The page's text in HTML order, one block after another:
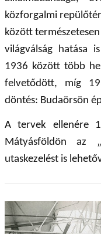
közforgalmi
között
világválság hatása
1936 között több
felvetődött, míg
döntés: Budaörsön
A tervek ellenére
Mátyásföldön az
utaskezelést is